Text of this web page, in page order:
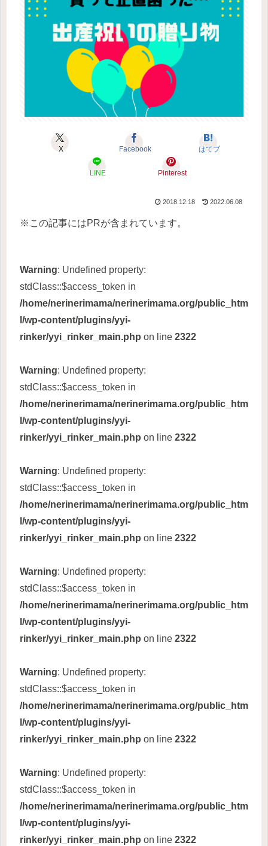
X Facebook はてブ
LINE Pinterest
2018.12.18 2022.06.08
※この記事にはPRが含まれています。
Warning: Undefined property:
stdClass::$access_token in
/home/nerinerimama/nerinerimama.org/public_htm
l/wp-content/plugins/yyi-
rinker/yyi_rinker_main.php on line 2322
Warning: Undefined property:
stdClass::$access_token in
/home/nerinerimama/nerinerimama.org/public_htm
l/wp-content/plugins/yyi-
rinker/yyi_rinker_main.php on line 2322
Warning: Undefined property:
stdClass::$access_token in
/home/nerinerimama/nerinerimama.org/public_htm
l/wp-content/plugins/yyi-
rinker/yyi_rinker_main.php on line 2322
Warning: Undefined property:
stdClass::$access_token in
/home/nerinerimama/nerinerimama.org/public_htm
l/wp-content/plugins/yyi-
rinker/yyi_rinker_main.php on line 2322
Warning: Undefined property:
stdClass::$access_token in
/home/nerinerimama/nerinerimama.org/public_htm
l/wp-content/plugins/yyi-
rinker/yyi_rinker_main.php on line 2322
Warning: Undefined property:
stdClass::$access_token in
/home/nerinerimama/nerinerimama.org/public_htm
l/wp-content/plugins/yyi-
rinker/yyi_rinker_main.php on line 2322